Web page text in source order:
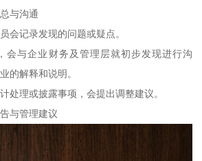
与沟通
会记录发现的问题或疑点。
会与企业财务及管理层就初步发现进行沟
的解释和说明。
处理或披露事项，会提出调整建议。
与管理建议